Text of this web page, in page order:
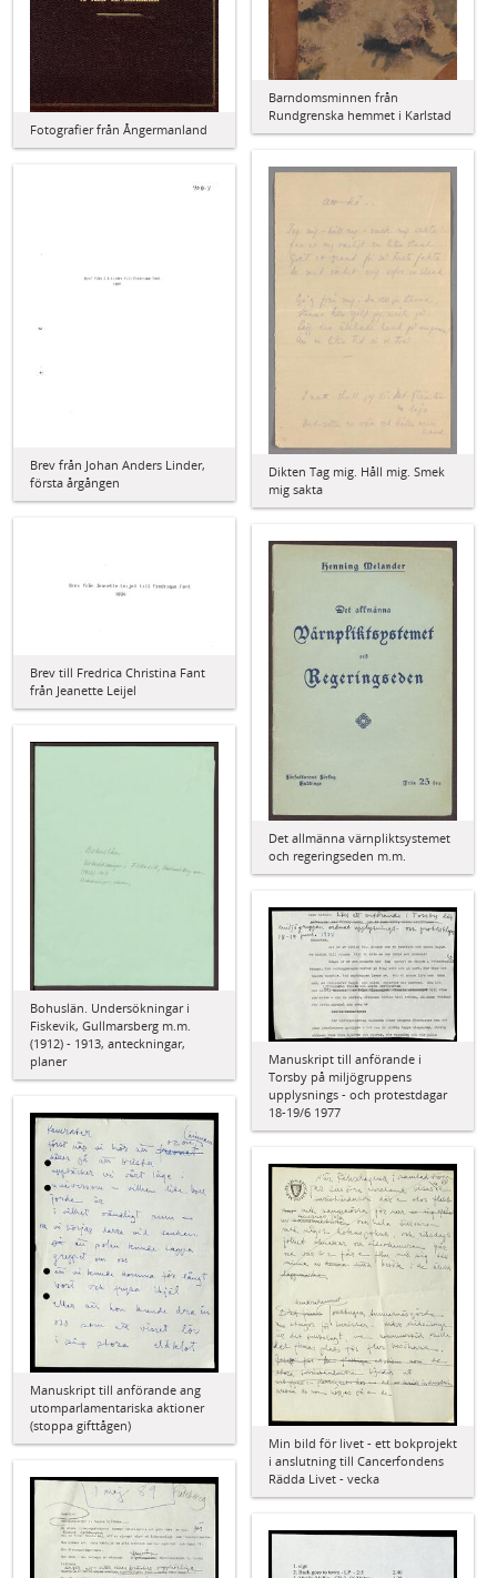
Fotografier från Ångermanland
Barndomsminnen från
Rundgrenska hemmet i Karlstad
Dikten Tag mig. Håll mig. Smek
mig sakta
Brev från Johan Anders Linder,
första årgången
Brev till Fredrica Christina Fant
från Jeanette Leijel
Det allmänna värnpliktsystemet
och regeringseden m.m.
Bohuslän. Undersökningar i
Fiskevik, Gullmarsberg m.m.
(1912) - 1913, anteckningar,
planer
Manuskript till anförande i
Torsby på miljögruppens
upplysnings - och protestdagar
18-19/6 1977
Manuskript till anförande ang
utomparlamentariska aktioner
(stoppa gifttågen)
Min bild för livet - ett bokprojekt
i anslutning till Cancerfondens
Rädda Livet - vecka